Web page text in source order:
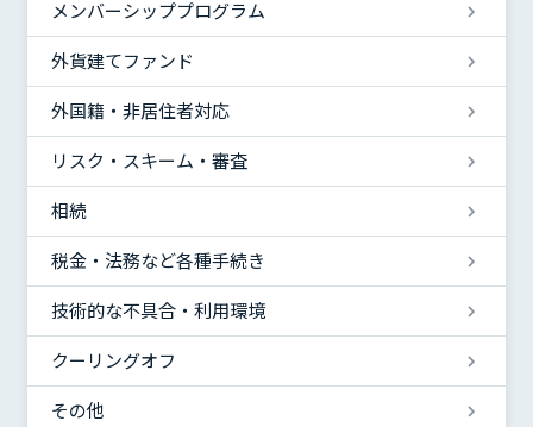
メンバーシッププログラム
外貨建てファンド
外国籍・非居住者対応
リスク・スキーム・審査
相続
税金・法務など各種手続き
技術的な不具合・利用環境
クーリングオフ
その他